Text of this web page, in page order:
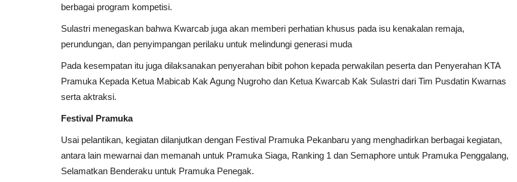
berbagai program kompetisi.
Sulastri menegaskan bahwa Kwarcab juga akan memberi perhatian khusus pada isu kenakalan remaja,
perundungan, dan penyimpangan perilaku untuk melindungi generasi muda
Pada kesempatan itu juga dilaksanakan penyerahan bibit pohon kepada perwakilan peserta dan Penyerahan KTA
Pramuka Kepada Ketua Mabicab Kak Agung Nugroho dan Ketua Kwarcab Kak Sulastri dari Tim Pusdatin Kwarnas
serta aktraksi.
Festival Pramuka
Usai pelantikan, kegiatan dilanjutkan dengan Festival Pramuka Pekanbaru yang menghadirkan berbagai kegiatan,
antara lain mewarnai dan memanah untuk Pramuka Siaga, Ranking 1 dan Semaphore untuk Pramuka Penggalang,
Selamatkan Benderaku untuk Pramuka Penegak.